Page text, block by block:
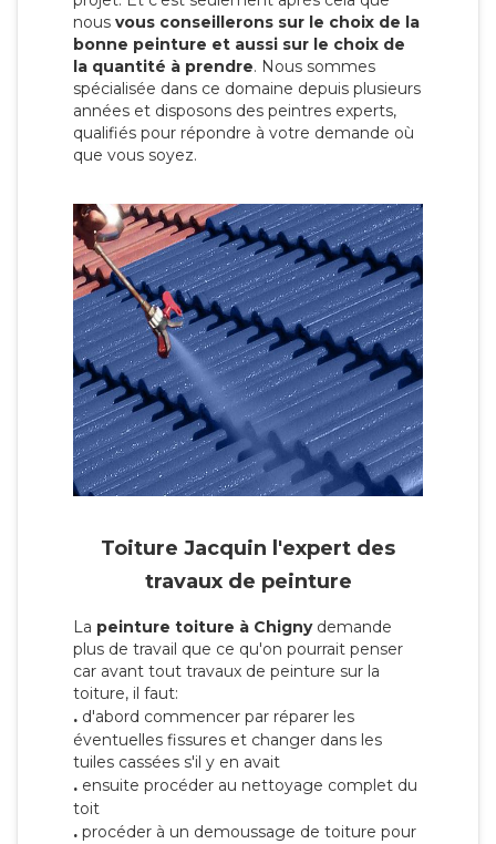
nous vous conseillerons sur le choix de la
bonne peinture et aussi sur le choix de
la quantité à prendre. Nous sommes
spécialisée dans ce domaine depuis plusieurs
années et disposons des peintres experts,
qualifiés pour répondre à votre demande où
que vous soyez.
Toiture Jacquin l'expert des
travaux de peinture
La peinture toiture à Chignydemande
plus de travail que ce qu'on pourrait penser
car avant tout travaux de peinture sur la
toiture, il faut:
. d'abord commencer par réparer les
éventuelles fissures et changer dans les
tuiles cassées s'il y en avait
. ensuite procéder au nettoyage complet du
toit
. procéder à un demoussage de toiture pour